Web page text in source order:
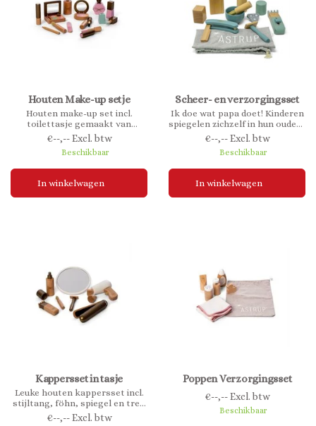
Houten Make-up setje
Houten make-up set incl.
toilettasje gemaakt van
duurzaam FSC hout.
Adviesleeftijd 3+
€--,-- Excl. btw
Beschikbaar
In winkelwagen
Scheer- en verzorgingsset
Ik doe wat papa doet! Kinderen
spiegelen zichzelf in hun ouders
en imiteren hun vaders en
moeders in hun rollenspel.
€--,-- Excl. btw
Beschikbaar
In winkelwagen
Kappersset in tasje
Leuke houten kappersset incl.
stijltang, föhn, spiegel en trek
tasje. 9-delig. Adviesleeftijd 3+
€--,-- Excl. btw
Poppen Verzorgingsset
€--,-- Excl. btw
Beschikbaar